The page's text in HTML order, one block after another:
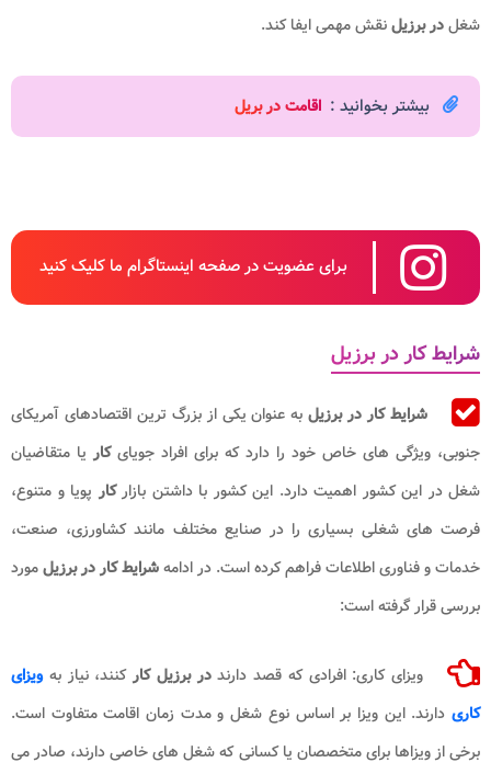
شغلدر برزیلنقش مهمی ایفا کند.
بیشتر بخوانید : اقامت در بریل
برای عضویت در صفحه اینستاگرام ما کلیک کنید
شرایط کار در برزیل
شرایط کار در برزیلبه عنوان یکی از بزرگ ترین اقتصادهای آمریکای
جنوبی، ویژگی های خاص خود را دارد که برای افراد جویایکاریا متقاضیان
شغل در این کشور اهمیت دارد. این کشور با داشتن بازارکارپویا و متنوع،
فرصت های شغلی بسیاری را در صنایع مختلف مانند کشاورزی، صنعت،
خدمات و فناوری اطلاعات فراهم کرده است. در ادامهشرایط کار در برزیلمورد
بررسی قرار گرفته است:
ویزای کاری: افرادی که قصد دارنددر برزیل کارکنند، نیاز بهویزای
کاری دارند. این ویزا بر اساس نوع شغل و مدت زمان اقامت متفاوت است.
برخی از ویزاها برای متخصصان یا کسانی که شغل های خاصی دارند، صادر می